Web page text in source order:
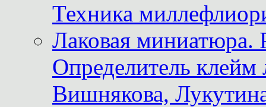
Техника
Лаковая миниатюра.
Определитель
Вишнякова,